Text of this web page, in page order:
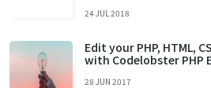
24 JUL 2018
Edit your PHP, HTML,
with Codelobster PHP
28 JUN 2017